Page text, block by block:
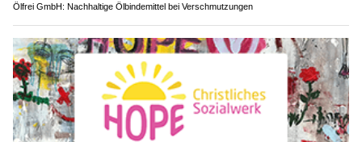
Ölfrei GmbH: Nachhaltige Ölbindemittel bei Verschmutzungen